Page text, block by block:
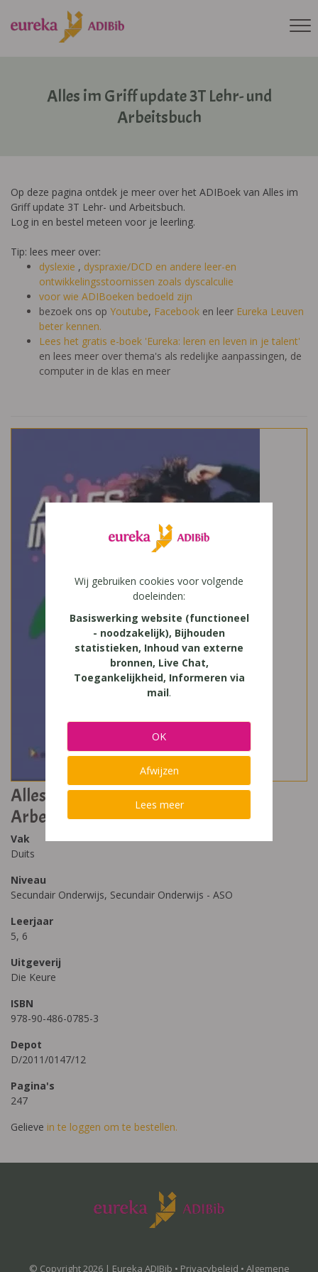
Alles im Griff update 3T Lehr- und
Arbeitsbuch
Op deze pagina ontdek je meer over het ADIBoek van Alles im
Griff update 3T Lehr- und Arbeitsbuch.
Log in en bestel meteen voor je leerling.
Tip: lees meer over:
dyslexie , dyspraxie/DCD en andere leer-en
ontwikkelingsstoornissen zoals dyscalculie
voor wie ADIBoeken bedoeld zijn
bezoek ons op Youtube, Facebook en leer Eureka Leuven
beter kennen.
Lees het gratis e-boek 'Eureka: leren en leven in je talent'
en lees meer over thema's als redelijke aanpassingen, de
computer in de klas en meer
Alles im Griff update 3T Lehr- und
Arbeitsbuch
Vak
Duits
Niveau
Secundair Onderwijs, Secundair Onderwijs - ASO
Leerjaar
5, 6
Uitgeverij
Die Keure
ISBN
978-90-486-0785-3
Depot
D/2011/0147/12
Pagina's
247
Gelieve in te loggen om te bestellen.
© Copyright 2026 | Eureka ADIBib • Privacybeleid • Algemene
Wij gebruiken cookies voor volgende
doeleinden:
Basiswerking website (functioneel
- noodzakelijk), Bijhouden
statistieken, Inhoud van externe
bronnen, Live Chat,
Toegankelijkheid, Informeren via
mail.
OK
Afwijzen
Lees meer